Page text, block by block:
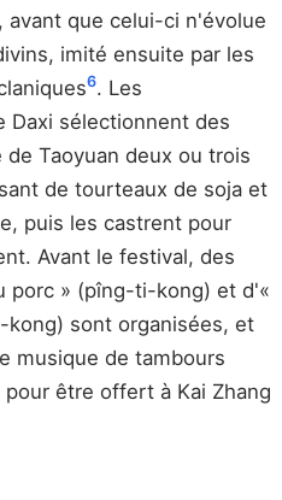
que celui-ci n'évolue
imité ensuite par les
6. Les
Daxi sélectionnent des
Taoyuan deux ou trois
de tourteaux de soja et
puis les castrent pour
Avant le festival, des
porc » (pîng-ti-kong) et d'«
sont organisées, et
musique de tambours
être offert à Kai Zhang